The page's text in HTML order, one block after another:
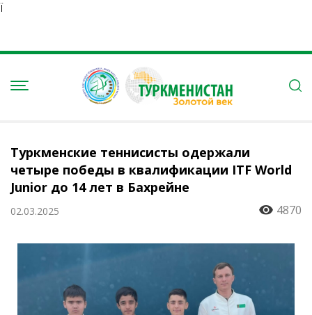
Ï
Туркменские теннисисты одержали
четыре победы в квалификации ITF World
Junior до 14 лет в Бахрейне
02.03.2025 4870